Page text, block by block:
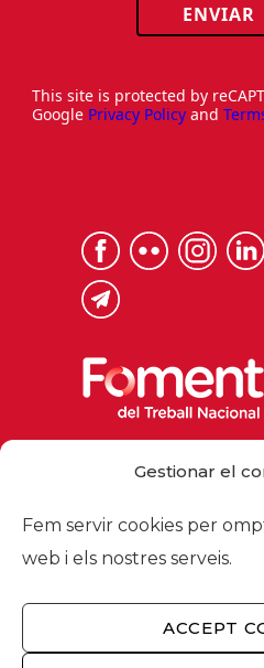
Gestionar el
Fem servir cookies per
web i els nostres serveis.
ACCEPT
ENVIAR
This site is protected by
Google Privacy Policy and
foment@foment.com
© 2026 - Foment del